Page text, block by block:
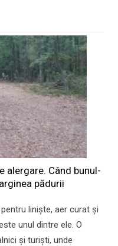
alergare. Când bunul-
pădurii
liniște, aer curat și
unul dintre ele. O
și turiști, unde